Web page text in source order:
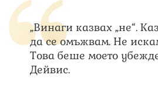
„Винаги казвах „не“.
да се омъжвам. Не
Това беше моето
Дейвис.